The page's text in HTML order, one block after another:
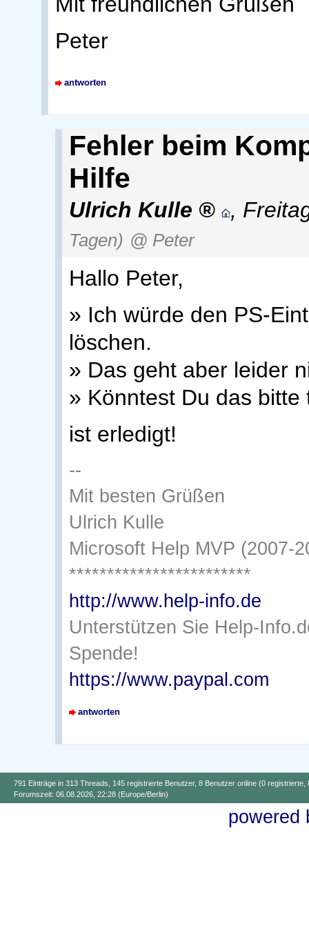
Peter
antworten
Fehler beim
Hilfe
Ulrich Kulle ,
Tagen) @ Peter
Hallo Peter,
» Ich würde den PS-
löschen.
» Das geht aber leider
» Könntest Du das bitte
ist erledigt!
--
Mit besten Grüßen
Ulrich Kulle
Microsoft Help MVP (2007-
************************
http://www.help-info.de
Unterstützen Sie Help-
Spende!
https://www.paypal.com
antworten
791 Einträge in 313 Threads, 145 registrierte Benutzer, 8 Benutzer online (0 registrierte,
Forumszeit: 06.08.2026, 22:28 (Europe/Berlin)
powered